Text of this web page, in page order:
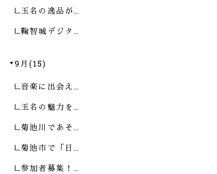
玉名の逸品が…
鞠智城デジタ…
9月(15)
音楽に出会え…
玉名の魅力を…
菊池川であそ…
菊池市で「日…
参加者募集！…